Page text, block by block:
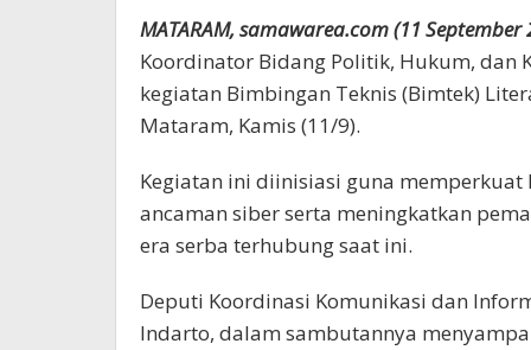
MATARAM, samawarea.com (11 September
Koordinator Bidang Politik, Hukum, dan
kegiatan Bimbingan Teknis (Bimtek)
Mataram, Kamis (11/9).
Kegiatan ini diinisiasi guna
ancaman siber serta meningkatkan
era serba terhubung saat ini.
Deputi Koordinasi Komunikasi dan
Indarto, dalam sambutannya